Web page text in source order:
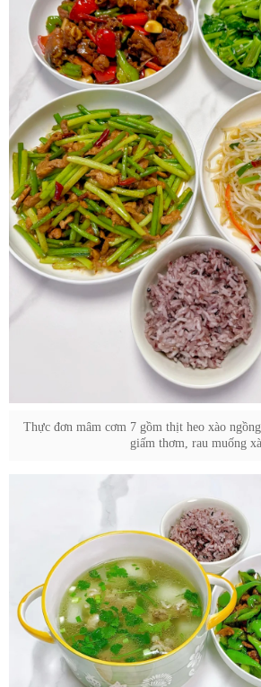
Thực đơn mâm cơm 7 gồm thịt heo xào
giấm thơm, rau muống